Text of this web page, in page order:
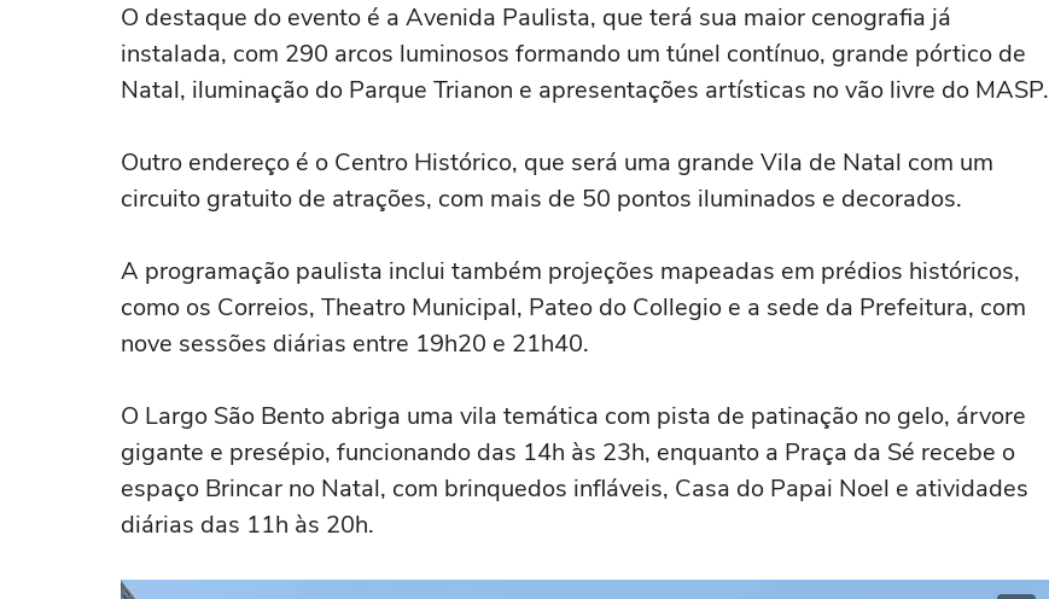
O destaque do evento é a Avenida Paulista, que terá sua maior cenografia já
instalada, com 290 arcos luminosos formando um túnel contínuo, grande pórtico de
Natal, iluminação do Parque Trianon e apresentações artísticas no vão livre do MASP.
Outro endereço é o Centro Histórico, que será uma grande Vila de Natal com um
circuito gratuito de atrações, com mais de 50 pontos iluminados e decorados.
A programação paulista inclui também projeções mapeadas em prédios históricos,
como os Correios, Theatro Municipal, Pateo do Collegio e a sede da Prefeitura, com
nove sessões diárias entre 19h20 e 21h40.
O Largo São Bento abriga uma vila temática com pista de patinação no gelo, árvore
gigante e presépio, funcionando das 14h às 23h, enquanto a Praça da Sé recebe o
espaço Brincar no Natal, com brinquedos infláveis, Casa do Papai Noel e atividades
diárias das 11h às 20h.